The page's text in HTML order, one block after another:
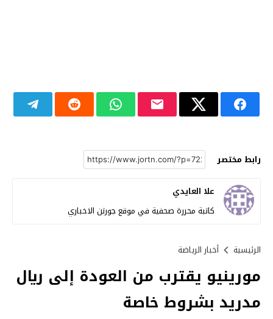
رابط مختصر
علا العايدي
كاتبة محررة صحفية في موقع جورتن الاخباري
الرئيسية أخبار الرياضة
مورينيو يقترب من العودة إلى ريال
مدريد بشروط خاصة